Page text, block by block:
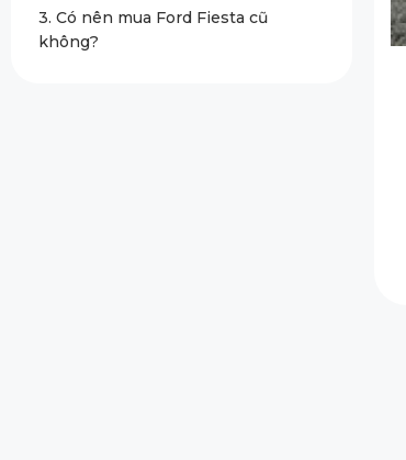
3. Có nên mua Ford Fiesta cũ
không?